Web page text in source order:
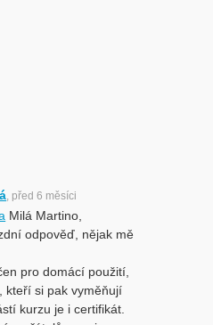
, před 6 měsíci
Milá Martino,
odpověď, nějak mě
pro domácí použití,
kteří si pak vyměňují
kurzu je i certifikát.